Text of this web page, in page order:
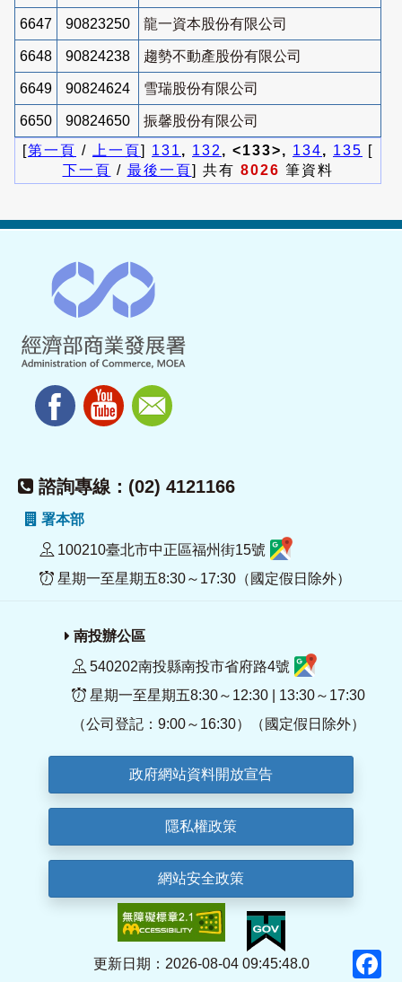
6647 90823250 龍一資本股份有限公司
6648 90824238 趨勢不動產股份有限公司
6649 90824624 雪瑞股份有限公司
6650 90824650
振馨股份有限公司
[第一頁 / 上一頁] 131 , 132 , <133>, 134, 135 [
下一頁 / 最後一頁] 共有 8026 筆資料
諮詢專線：(02) 4121166
署本部
100210臺北市中正區福州街15號
星期一至星期五8:30～17:30（國定假日除外）
南投辦公區
540202南投縣南投市省府路4號
星期一至星期五8:30～12:30 | 13:30～17:30
（公司登記：9:00～16:30）（國定假日除外）
政府網站資料開放宣告
隱私權政策
網站安全政策
更新日期：2026-08-04 09:45:48.0